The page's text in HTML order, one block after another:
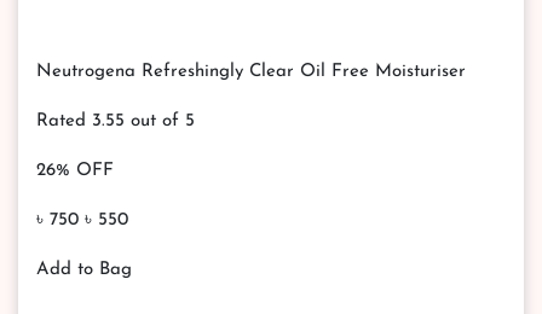
Neutrogena Refreshingly Clear Oil Free Moisturiser
Rated 3.55 out of 5
26% OFF
৳ 750 ৳ 550
Add to Bag